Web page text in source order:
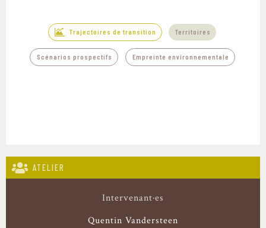
Trajectoires de transition Territoires
Scénarios prospectifs Empreinte environnementale
ATELIER
Intervenant·es
Quentin Vandersteen